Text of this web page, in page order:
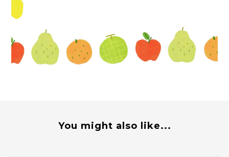
You might also like...